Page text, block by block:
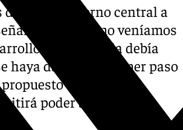
desde el gobierno central a
que “como veníamos
de La Florida debía
haya dado este primer paso
propuesto a la Junta de
poder abordarlo de